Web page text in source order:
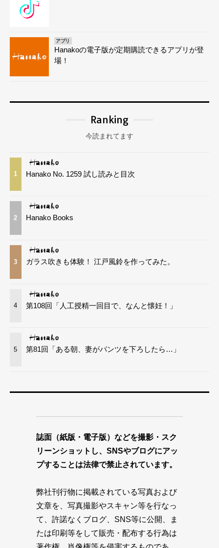
アプリ
Hanakoの電子版が定期購読できるアプリが登
場！
Ranking
今読まれてます
1 Hanako No. 1259 試し読みと目次
2 Hanako Books
3 ガラス吹きも体験！ 江戸風鈴を作ってみた。
4 第108回「人工授精一回目で、なんと懐妊！」
5 第81回「ある朝、妻がパンツを下ろしたら…」
誌面（紙版・電子版）などを撮影・スク
リーンショットし、SNSやブログにアッ
プすることは法律で禁止されています。
弊社刊行物に掲載されている写真および
文章を、写真撮影やスキャン等を行なっ
て、許諾なくブログ、SNS等に公開、ま
たは印刷等をして販売・配布する行為は